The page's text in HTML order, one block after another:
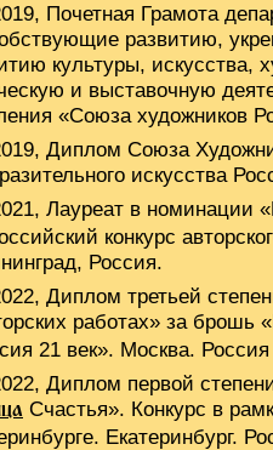
Почетная Грамота
развитию,
культуры, искусства,
и выставочную
«Союза художников
Диплом Союза
искусства
Лауреат в номинации
конкурс
Россия.
Диплом третьей
работах» за брошь
21 век». Москва. Россия
Диплом первой
Счастья». Конкурс в
Екатеринбург.